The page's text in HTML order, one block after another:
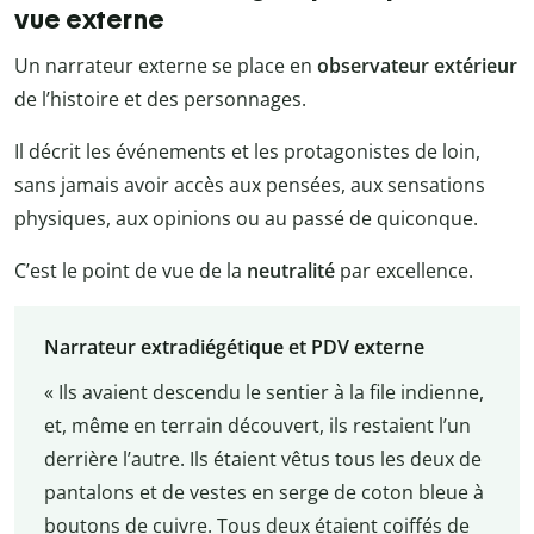
vue externe
Un narrateur externe se place en observateur extérieur
de l’histoire et des personnages.
Il décrit les événements et les protagonistes de loin,
sans jamais avoir accès aux pensées, aux sensations
physiques, aux opinions ou au passé de quiconque.
C’est le point de vue de la neutralité par excellence.
Narrateur extradiégétique et PDV externe
« Ils avaient descendu le sentier à la file indienne,
et, même en terrain découvert, ils restaient l’un
derrière l’autre. Ils étaient vêtus tous les deux de
pantalons et de vestes en serge de coton bleue à
boutons de cuivre. Tous deux étaient coiffés de